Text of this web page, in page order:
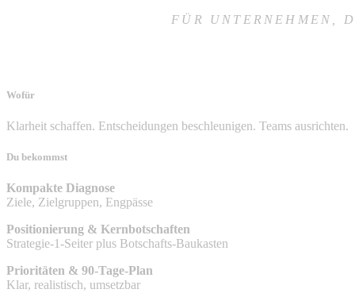
FÜR UNTERNEHMEN,
Wofür
Klarheit schaffen. Entscheidungen beschleunigen. Teams ausrichten.
Du bekommst
Kompakte Diagnose
Ziele, Zielgruppen, Engpässe
Positionierung & Kernbotschaften
Strategie-1-Seiter plus Botschafts-Baukasten
Prioritäten & 90-Tage-Plan
Klar, realistisch, umsetzbar